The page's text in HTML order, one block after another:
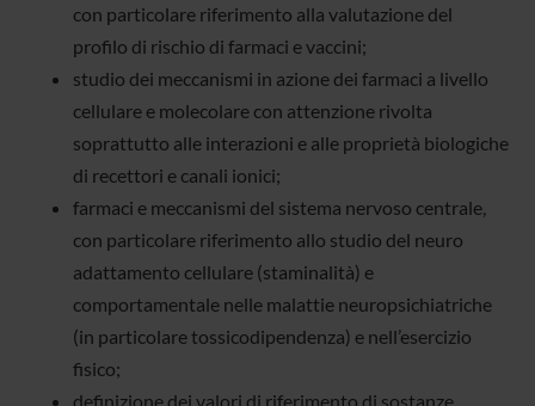
con particolare riferimento alla valutazione del
profilo di rischio di farmaci e vaccini;
studio dei meccanismi in azione dei farmaci a livello
cellulare e molecolare con attenzione rivolta
soprattutto alle interazioni e alle proprietà biologiche
di recettori e canali ionici;
farmaci e meccanismi del sistema nervoso centrale,
con particolare riferimento allo studio del neuro
adattamento cellulare (staminalità) e
comportamentale nelle malattie neuropsichiatriche
(in particolare tossicodipendenza) e nell’esercizio
fisico;
definizione dei valori di riferimento di sostanze